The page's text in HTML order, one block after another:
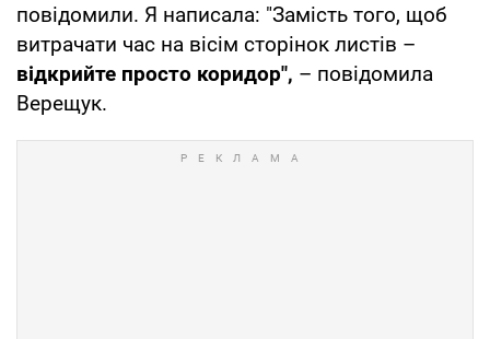
повідомили. Я написала: "Замість того, щоб
витрачати час на вісім сторінок листів –
відкрийте просто коридор", – повідомила
Верещук.